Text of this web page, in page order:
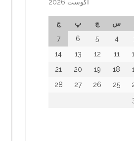
آگوست 2026
س چ پ
ج
4
5
6
7
11
12
13
14
18
19
20
21
25
26
27
28